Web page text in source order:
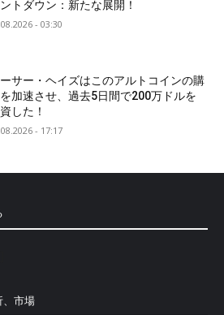
トダウン：新たな展開！
- 03:30
サー・ヘイズはこのアルトコインの購
を加速させ、過去5日間で200万ドルを
した！
- 17:17
、市場